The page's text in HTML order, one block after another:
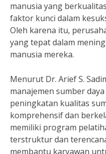
manusia yang
faktor kunci dalam
Oleh karena itu,
yang tepat dalam
manusia mereka.
Menurut Dr. Arief S.
manajemen sumber
peningkatan kualitas
komprehensif dan
memiliki program
terstruktur dan
membantu karyawan